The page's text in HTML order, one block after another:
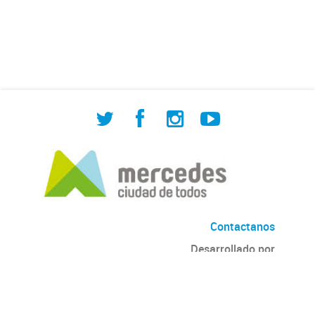
Contactanos
Desarrollado por